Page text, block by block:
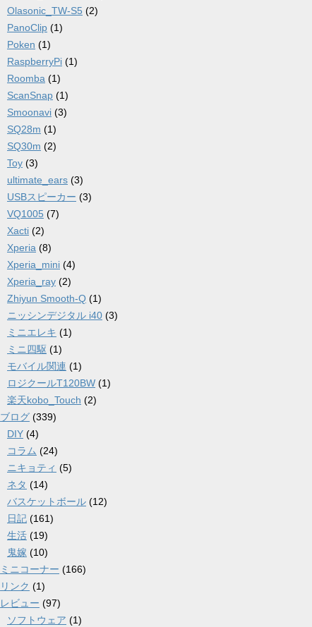
Olasonic_TW-S5 (2)
PanoClip (1)
Poken (1)
RaspberryPi (1)
Roomba (1)
ScanSnap (1)
Smoonavi (3)
SQ28m (1)
SQ30m (2)
Toy (3)
ultimate_ears (3)
USBスピーカー (3)
VQ1005 (7)
Xacti (2)
Xperia (8)
Xperia_mini (4)
Xperia_ray (2)
Zhiyun Smooth-Q (1)
ニッシンデジタル i40 (3)
ミニエレキ (1)
ミニ四駆 (1)
モバイル関連 (1)
ロジクールT120BW (1)
楽天kobo_Touch (2)
ブログ (339)
DIY (4)
コラム (24)
ニキョティ (5)
ネタ (14)
バスケットボール (12)
日記 (161)
生活 (19)
鬼嫁 (10)
ミニコーナー (166)
リンク (1)
レビュー (97)
ソフトウェア (1)